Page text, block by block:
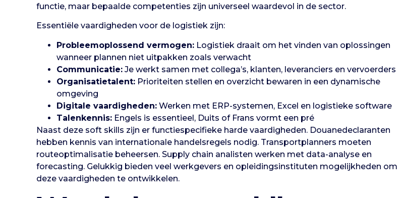
functie, maar bepaalde competenties zijn universeel waardevol in de sector.
Essentiële vaardigheden voor de logistiek zijn:
Probleemoplossend vermogen: Logistiek draait om het vinden van oplossingen
wanneer plannen niet uitpakken zoals verwacht
Communicatie: Je werkt samen met collega’s, klanten, leveranciers en vervoerders
Organisatietalent: Prioriteiten stellen en overzicht bewaren in een dynamische
omgeving
Digitale vaardigheden: Werken met ERP-systemen, Excel en logistieke software
Talenkennis: Engels is essentieel, Duits of Frans vormt een pré
Naast deze soft skills zijn er functiespecifieke harde vaardigheden. Douanedeclaranten
hebben kennis van internationale handelsregels nodig. Transportplanners moeten
routeoptimalisatie beheersen. Supply chain analisten werken met data-analyse en
forecasting. Gelukkig bieden veel werkgevers en opleidingsinstituten mogelijkheden om
deze vaardigheden te ontwikkelen.